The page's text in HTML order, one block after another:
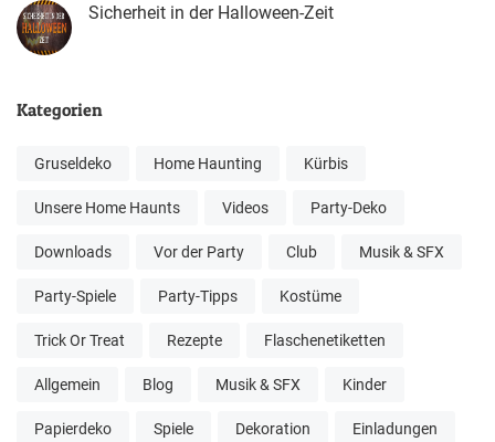
Sicherheit in der Halloween-Zeit
Kategorien
Gruseldeko Home Haunting Kürbis
Unsere Home Haunts Videos Party-Deko
Downloads Vor der Party Club Musik & SFX
Party-Spiele Party-Tipps Kostüme
Trick Or Treat Rezepte Flaschenetiketten
Allgemein Blog Musik & SFX Kinder
Papierdeko Spiele Dekoration Einladungen